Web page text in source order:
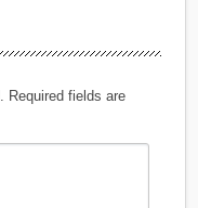
Required fields are